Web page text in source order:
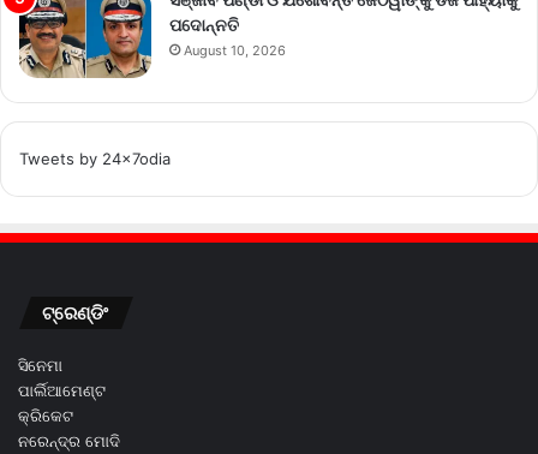
ପଦୋନ୍ନତି
August 10, 2026
Tweets by 24x7odia
ଟ୍ରେଣ୍ଡିଂ
ସିନେମା
ପାର୍ଲିଆମେଣ୍ଟ
କ୍ରିକେଟ
ନରେନ୍ଦ୍ର ମୋଦି